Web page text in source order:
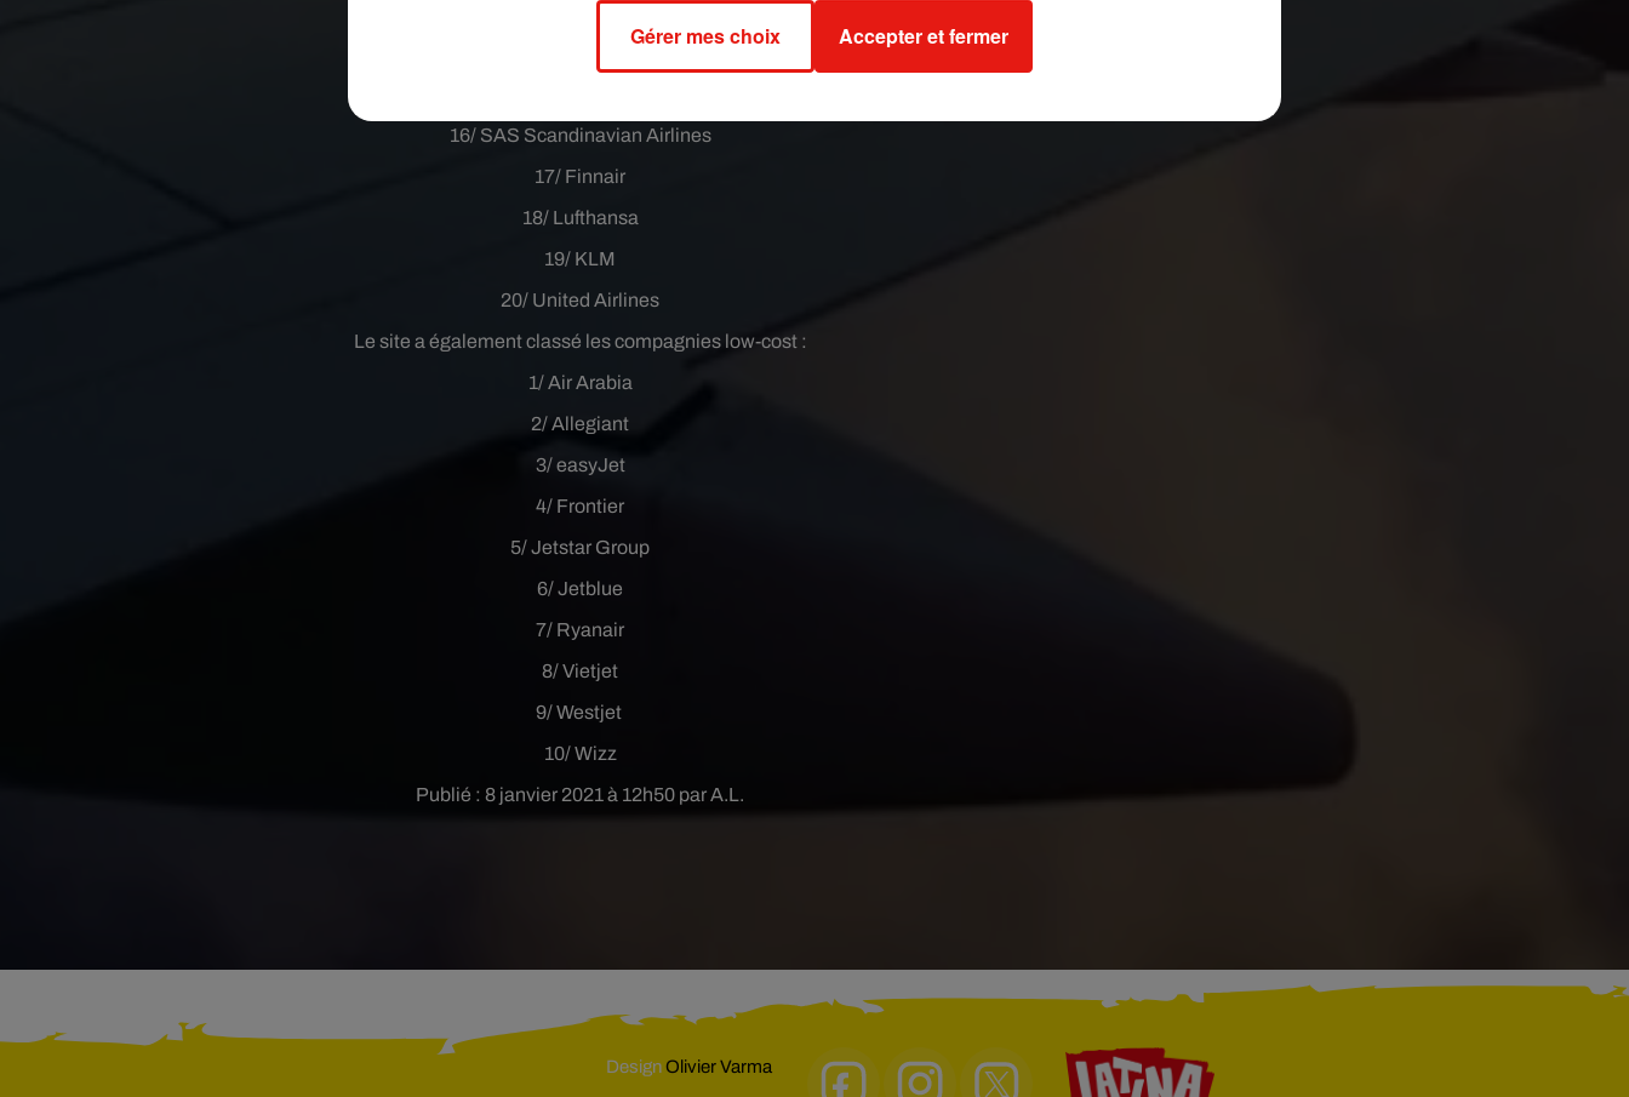
Publié : 8 janvier 2021 à 12h50 par A.L.
13/ Southwest Airlines
16/ SAS Scandinavian Airlines
17/ Finnair
18/ Lufthansa
19/ KLM
20/ United Airlines
Le site a également classé les compagnies low-cost :
1/ Air Arabia
2/ Allegiant
3/ easyJet
4/ Frontier
5/ Jetstar Group
6/ Jetblue
7/ Ryanair
8/ Vietjet
9/ Westjet
10/ Wizz
DesignOlivier Varma
Gérer mes choix Accepter et fermer